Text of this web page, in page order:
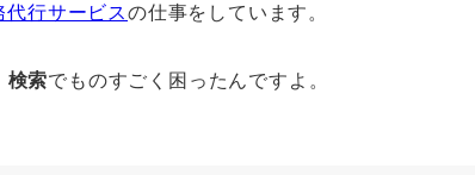
代行サービスの仕事をしています。
検索でものすごく困ったんですよ。